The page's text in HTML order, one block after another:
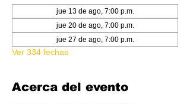
jue 13 de ago, 7:00 p.m.
jue 20 de ago, 7:00 p.m.
jue 27 de ago, 7:00 p.m.
Ver 334 fechas
Acerca del evento